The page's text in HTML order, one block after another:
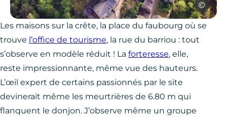
Forteresse de Najac, © Les Conteurs
Les
Les maisons sur la crête, la place du faubourg où se
trouve l’office de tourisme, la rue du barriou : tout
s’observe en modèle réduit ! La forteresse, elle,
reste impressionnante, même vue des hauteurs.
L’œil expert de certains passionnés par le site
devinerait même les meurtrières de 6.80 m qui
flanquent le donjon. J’observe même un groupe